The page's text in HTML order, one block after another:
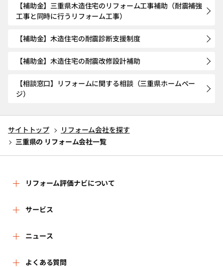
【補助金】三重県木造住宅のリフォーム工事補助（耐震補強
工事と同時に行うリフォーム工事）
【補助金】木造住宅の耐震診断支援制度
【補助金】木造住宅の耐震改修設計補助
【相談窓口】リフォームに関する相談（三重県ホームペー
ジ）
サイトトップ
リフォーム会社を探す
三重県の リフォーム会社一覧
リフォーム評価ナビについて
リフォーム評価ナビとは
運営体制
はじめての方へ
サービス
リフォーム会社を探す
リフォーム事例を見る
ニュース
新着情報
よくある質問